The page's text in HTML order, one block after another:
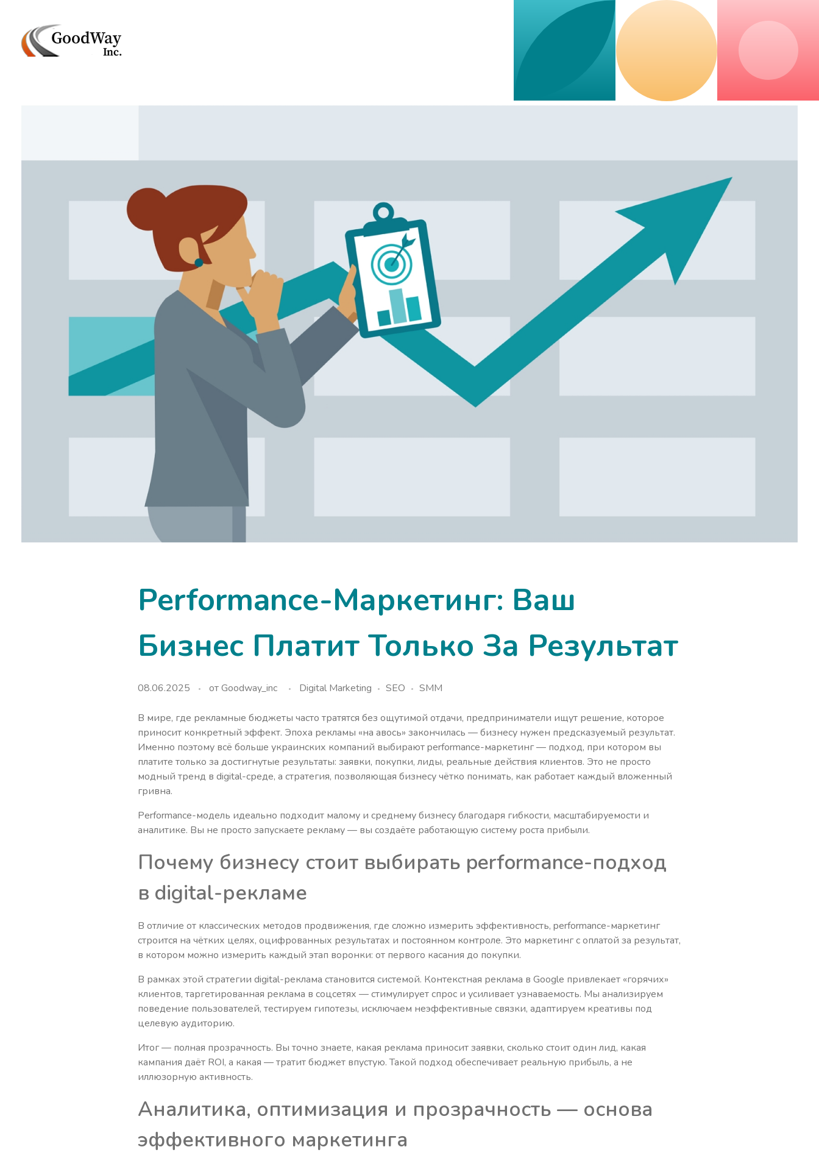
Performance-Маркетинг: Ваш
Бизнес Платит Только За Результат
08.06.2025 отGoodway_inc Digital Marketing SEO SMM
В мире, где рекламные бюджеты часто тратятся без ощутимой отдачи, предприниматели ищут решение, которое
приносит конкретный эффект. Эпоха рекламы «на авось» закончилась — бизнесу нужен предсказуемый результат.
Именно поэтому всё больше украинских компаний выбирают performance-маркетинг — подход, при котором вы
платите только за достигнутые результаты: заявки, покупки, лиды, реальные действия клиентов. Это не просто
модный тренд в digital-среде, а стратегия, позволяющая бизнесу чётко понимать, как работает каждый вложенный
гривна.
Performance-модель идеально подходит малому и среднему бизнесу благодаря гибкости, масштабируемости и
аналитике. Вы не просто запускаете рекламу — вы создаёте работающую систему роста прибыли.
Почему бизнесу стоит выбирать performance-подход
в digital-рекламе
В отличие от классических методов продвижения, где сложно измерить эффективность, performance-маркетинг
строится на чётких целях, оцифрованных результатах и постоянном контроле. Это маркетинг с оплатой за результат,
в котором можно измерить каждый этап воронки: от первого касания до покупки.
В рамках этой стратегии digital-реклама становится системой. Контекстная реклама в Google привлекает «горячих»
клиентов, таргетированная реклама в соцсетях — стимулирует спрос и усиливает узнаваемость. Мы анализируем
поведение пользователей, тестируем гипотезы, исключаем неэффективные связки, адаптируем креативы под
целевую аудиторию.
Итог — полная прозрачность. Вы точно знаете, какая реклама приносит заявки, сколько стоит один лид, какая
кампания даёт ROI, а какая — тратит бюджет впустую. Такой подход обеспечивает реальную прибыль, а не
иллюзорную активность.
Аналитика, оптимизация и прозрачность — основа
эффективного маркетинга